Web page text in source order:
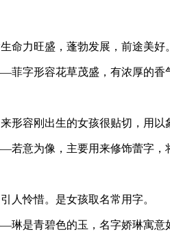
命力旺盛，蓬勃发展，前途美好。
字形容花草茂盛，有浓厚的香
形容刚出生的女孩很贴切，用以
意为像，主要用来修饰蕾字，
人怜惜。是女孩取名常用字。
是青碧色的玉，名字娇琳寓意